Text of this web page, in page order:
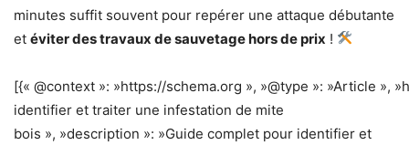
minutes suffit souvent pour repérer une attaque débutante
et éviter des travaux de sauvetage hors de prix !
[{« @context »: »https://schema.org », »@type »: »Article »,
identifier et traiter une infestation de mite
bois », »description »: »Guide complet pour identifier et